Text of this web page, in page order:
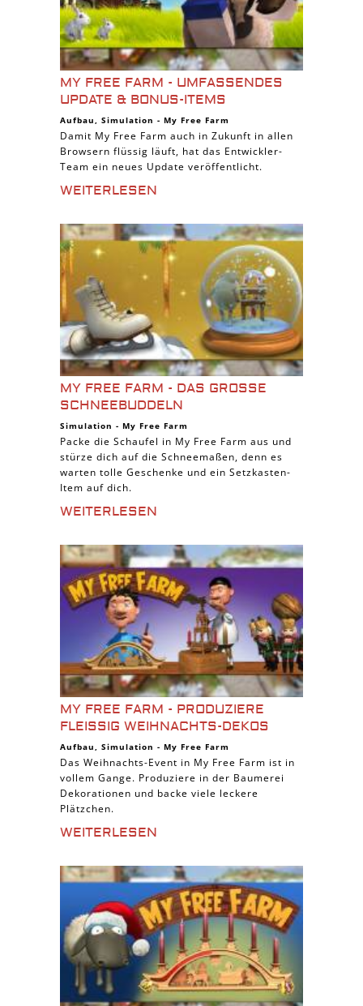
MY FREE FARM - UMFASSENDES
UPDATE & BONUS-ITEMS
Aufbau, Simulation - My Free Farm
Damit My Free Farm auch in Zukunft in allen
Browsern flüssig läuft, hat das Entwickler-
Team ein neues Update veröffentlicht.
WEITERLESEN
MY FREE FARM - DAS GROSSE S
CHNEEBUDDELN
Simulation - My Free Farm
Packe die Schaufel in My Free Farm aus und
stürze dich auf die Schneemaßen, denn es
warten tolle Geschenke und ein Setzkasten-
Item auf dich.
WEITERLESEN
MY FREE FARM - PRODUZIERE
FLEISSIG WEIHNACHTS-DEKOS
Aufbau, Simulation - My Free Farm
Das Weihnachts-Event in My Free Farm ist in
vollem Gange. Produziere in der Baumerei
Dekorationen und backe viele leckere
Plätzchen.
WEITERLESEN